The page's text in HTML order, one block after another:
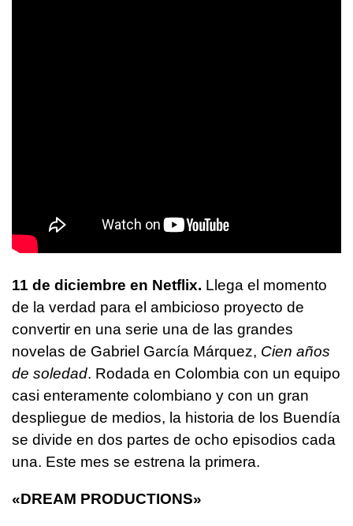
11 de diciembre en Netflix. Llega el momento
de la verdad para el ambicioso proyecto de
convertir en una serie una de las grandes
novelas de Gabriel García Márquez, Cien años
de soledad. Rodada en Colombia con un equipo
casi enteramente colombiano y con un gran
despliegue de medios, la historia de los Buendía
se divide en dos partes de ocho episodios cada
una. Este mes se estrena la primera.
«DREAM PRODUCTIONS»